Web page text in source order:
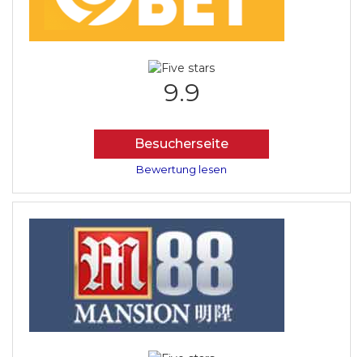
9.9
Besucherseite
Bewertung lesen